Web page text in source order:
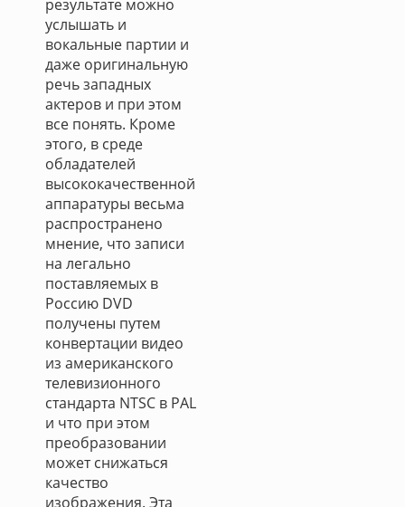
результате можно
услышать и
вокальные партии и
даже оригинальную
речь западных
актеров и при этом
все понять. Кроме
этого, в среде
обладателей
высококачественной
аппаратуры весьма
распространено
мнение, что записи
на легально
поставляемых в
Россию DVD
получены путем
конвертации видео
из американского
телевизионного
стандарта NTSC в PAL
и что при этом
преобразовании
может снижаться
качество
изображения. Эта